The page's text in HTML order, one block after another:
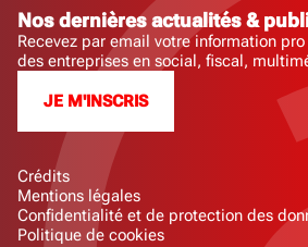
Crédits
Mentions légales
Confidentialité et de protection des
Politique de cookies
Nos dernières actualités &
Recevez par email votre information
des entreprises en social, fiscal,
JE M'INSCRIS